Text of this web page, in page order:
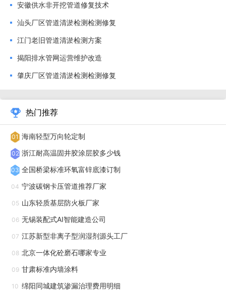
使用寿命可达 30–50 年，从根本上降低管网反复维修成本，
成为现代城市更新与地下管网升级的解决方案。非开挖管道修
复材料环保无 VOC 排放，绿色施工更安心。
燃气管道作为城市重要生命线工程，安全要求极高，传统
安徽供水非开挖管道修复技术
汕头厂区管道清淤检测检测修复
江门老旧管道清淤检测方案
揭阳排水管网运营维护改造
肇庆厂区管道清淤检测检测修复
热门推荐
01 海南轻型万向轮定制
02 浙江耐高温固井胶涂层胶多少钱
03 全国桥梁标准环氧富锌底漆订制
04 宁波碳钢卡压管道推荐厂家
05 山东轻质基层防火板厂家
06 无锡装配式AI智能建造公司
07 江苏新型非离子型润湿剂源头工厂
08 北京一体化砼磨石哪家专业
09 甘肃标准内墙涂料
10 绵阳同城建筑渗漏治理费用明细